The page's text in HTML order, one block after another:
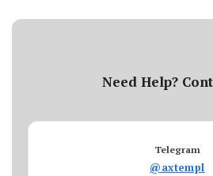
Need Help?
Telegram
@axtempl